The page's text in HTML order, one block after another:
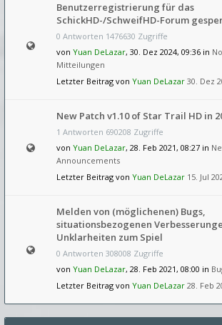
Benutzerregistrierung für das
SchickHD-/SchweifHD-Forum
0 Antworten 1476630 Zugriffe
von Yuan DeLazar, 30. Dez 2024, 09:36 in
Mitteilungen
Letzter Beitrag von Yuan DeLazar 30. Dez
New Patch v1.10 of Star Trail HD in
1 Antworten 690208 Zugriffe
von Yuan DeLazar, 28. Feb 2021, 08:27 in
Announcements
Letzter Beitrag von Yuan DeLazar 15. Jul
Melden von (möglichenen) Bugs,
situationsbezogenen
Unklarheiten zum Spiel
0 Antworten 308008 Zugriffe
von Yuan DeLazar, 28. Feb 2021, 08:00 in
Letzter Beitrag von Yuan DeLazar 28. Feb